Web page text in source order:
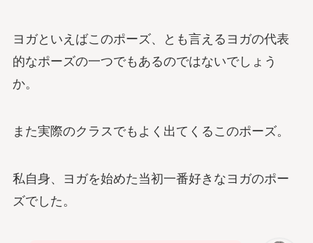
ヨガといえばこのポーズ、とも言えるヨガの代表
的なポーズの一つでもあるのではないでしょう
か。
また実際のクラスでもよく出てくるこのポーズ。
私自身、ヨガを始めた当初一番好きなヨガのポー
ズでした。